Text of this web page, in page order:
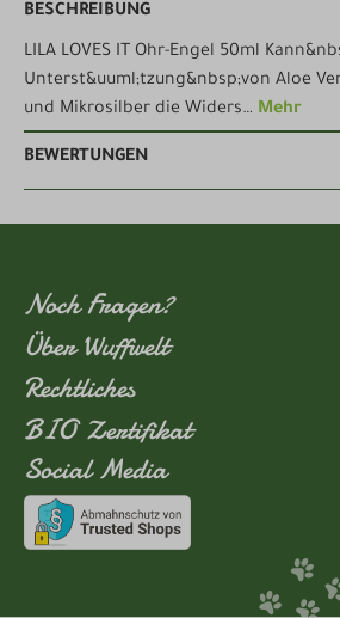
BESCHREIBUNG
LILA LOVES IT Ohr-Engel 50ml
Unterst&uuml;tzung&nbsp;von Aloe
und Mikrosilber die Widers… Mehr
BEWERTUNGEN
Noch Fragen?
Über Wuffwelt
Rechtliches
BIO Zertifikat
Social Media